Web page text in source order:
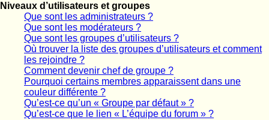
Niveaux d’utilisateurs et groupes
Que sont les administrateurs ?
Que sont les modérateurs ?
Que sont les groupes d’utilisateurs ?
Où trouver la liste des groupes d’utilisateurs et comment
les rejoindre ?
Comment devenir chef de groupe ?
Pourquoi certains membres apparaissent dans une
couleur différente ?
Qu’est-ce qu’un « Groupe par défaut » ?
Qu’est-ce que le lien « L’équipe du forum » ?